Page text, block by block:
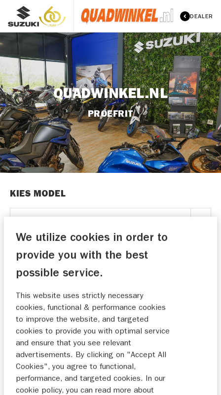
DEALER
QUADWINKEL.NL
PROEFRIT
KIES MODEL
VOORKEURSDATUM
MA DO VR ZA
27 28 29 30
3 4 5 6 7
10 11 12 13 14 15
We utilize cookies in order to
provide you with the best
possible service.
This website uses strictly necessary
cookies, functional & performance cookies
to improve the website, and targeted
cookies to provide you with optimal service
and ensure that you see relevant
advertisements. By clicking on "Accept All
Cookies", you agree to functional,
performance, and targeted cookies. In our
cookie policy, you can read more about